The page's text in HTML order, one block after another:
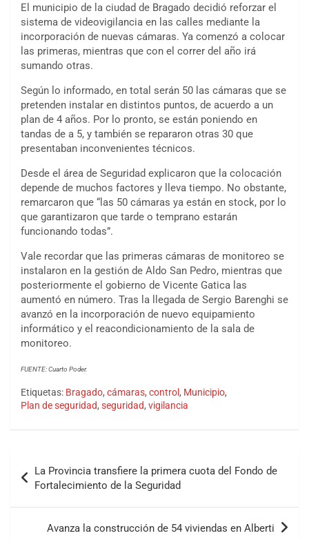
El municipio de la ciudad de Bragado decidió reforzar el
sistema de videovigilancia en las calles mediante la
incorporación de nuevas cámaras. Ya comenzó a colocar
las primeras, mientras que con el correr del año irá
sumando otras.
Según lo informado, en total serán 50 las cámaras que se
pretenden instalar en distintos puntos, de acuerdo a un
plan de 4 años. Por lo pronto, se están poniendo en
tandas de a 5, y también se repararon otras 30 que
presentaban inconvenientes técnicos.
Desde el área de Seguridad explicaron que la colocación
depende de muchos factores y lleva tiempo. No obstante,
remarcaron que “las 50 cámaras ya están en stock, por lo
que garantizaron que tarde o temprano estarán
funcionando todas”.
Vale recordar que las primeras cámaras de monitoreo se
instalaron en la gestión de Aldo San Pedro, mientras que
posteriormente el gobierno de Vicente Gatica las
aumentó en número. Tras la llegada de Sergio Barenghi se
avanzó en la incorporación de nuevo equipamiento
informático y el reacondicionamiento de la sala de
monitoreo.
FUENTE: Cuarto Poder.
Etiquetas: Bragado, cámaras, control , Municipio,
Plan de seguridad, seguridad, vigilancia
La Provincia transfiere la primera cuota del Fondo de
Fortalecimiento de la Seguridad
Avanza la construcción de 54 viviendas en Alberti